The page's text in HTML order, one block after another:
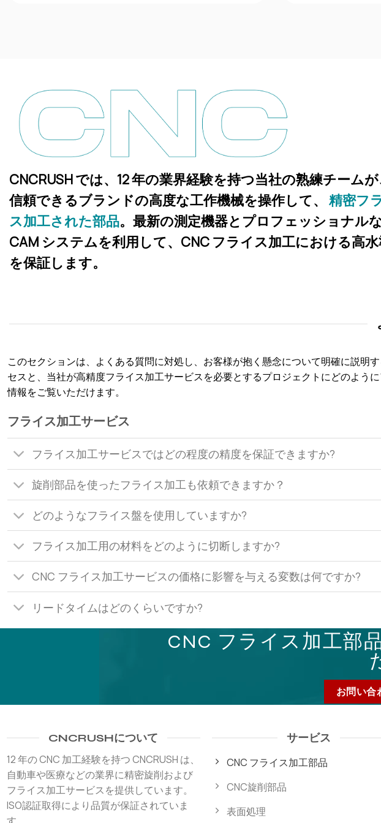
CNCRUSH では、12 年の業界経験を持つ当社の熟練チームが
信頼できるブランドの高度な工作機械を操作して、 精密フ
ス加工された部品。最新の測定機器とプロフェッショナル
CAM システムを利用して、CNC フライス加工における高
を保証します。
このセクションは、よくある質問に対処し、お客様が抱く懸念について明確に説明
セスと、当社が高精度フライス加工サービスを必要とするプロジェクトにどのよ
情報をご覧いただけます。
フライス加工サービス
フライス加工サービスではどの程度の精度を保証できますか?
旋削部品を使ったフライス加工も依頼できますか？
どのようなフライス盤を使用していますか?
フライス加工用の材料をどのように切断しますか?
CNC フライス加工サービスの価格に影響を与える変数は何ですか?
リードタイムはどのくらいですか?
CNC フライス加工部
お問い合
CNCRUSHについて
12 年の CNC 加工経験を持つ CNCRUSH は、
自動車や医療などの業界に精密旋削および
フライス加工サービスを提供しています。
ISO認証取得により品質が保証されていま
サービス
CNC フライス加工部品
CNC旋削部品
表面処理